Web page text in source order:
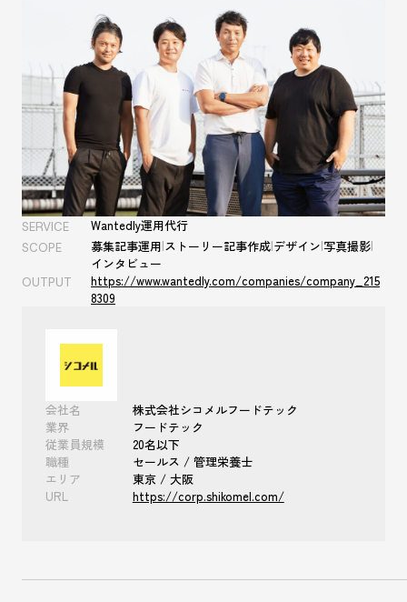
SERVICE Wantedly運用代行
SCOPE 募集記事運用|ストーリー記事作成|デザイン|写真撮影|
インタビュー
OUTPUT
https://www.wantedly.com/companies/company_215
8309
会社名
株式会社シコメルフードテック
従業員規模
20名以下
エリア
東京 / 大阪
業界
フードテック
職種
セールス / 管理栄養士
URL
https://corp.shikomel.com/